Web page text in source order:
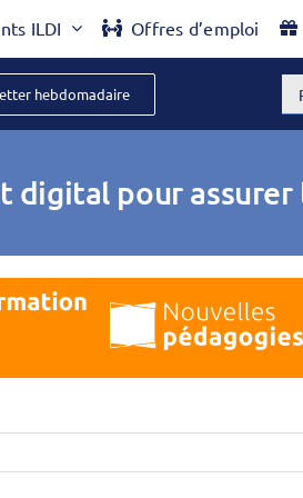
ILDI Offres d’emploi
hebdomadaire
digital pour